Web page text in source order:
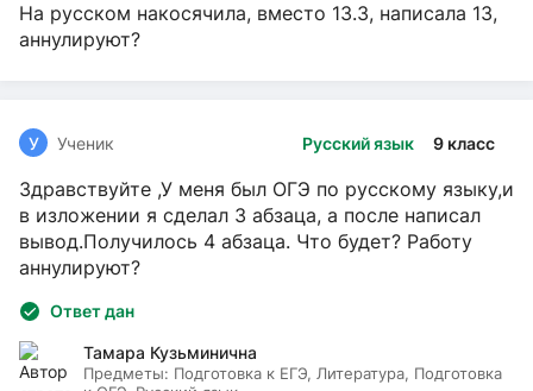
На русском накосячила, вместо 13.3, написала 13,
аннулируют?
Русский язык 9 класс
У Ученик
Здравствуйте ,У меня был ОГЭ по русскому языку,и
в изложении я сделал 3 абзаца, а после написал
вывод.Получилось 4 абзаца. Что будет? Работу
аннулируют?
Ответ дан
Тамара Кузьминична
Предметы: Подготовка к ЕГЭ, Литература, Подготовка